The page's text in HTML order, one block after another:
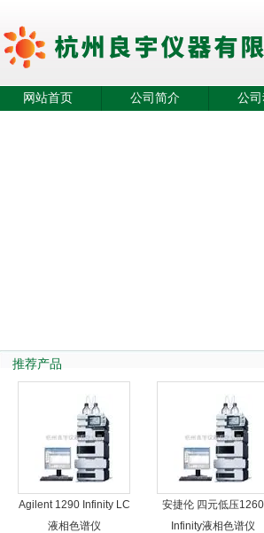
杭州良宇仪器有限公司
网站首页 公司简介 公
推荐产品
Agilent 1290 Infinity LC
液相色谱仪
安捷伦 四元低压1260
Infinity液相色谱仪